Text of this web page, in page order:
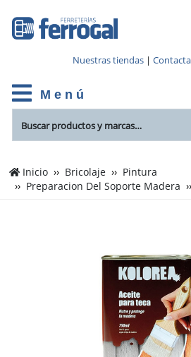
Nuestras tiendas|
M e n ú
Inicio Bricolaje
Pintura
Preparacion Del Soporte Madera